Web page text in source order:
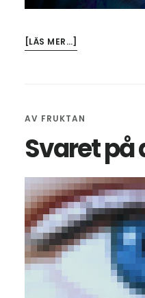
[LÄS MER…]
AV FRUKTAN
Svaret på